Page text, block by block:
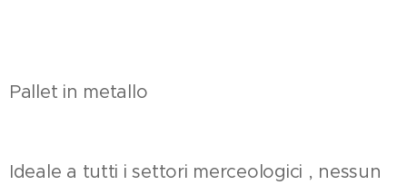
Pallet in metallo
Ideale a tutti i settori merceologici , nessun